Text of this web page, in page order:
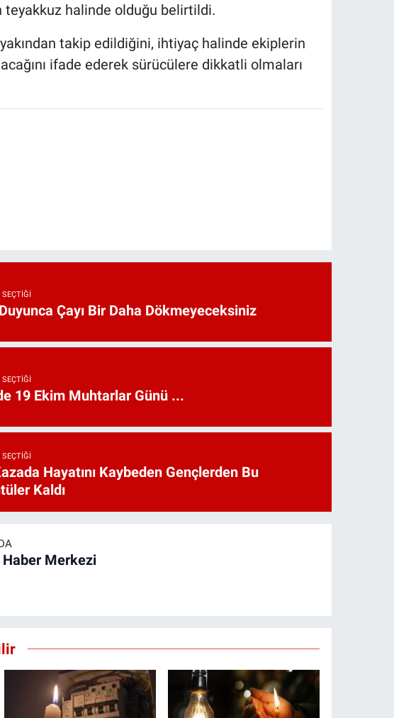
teyakkuz halinde olduğu belirtildi.
takip edildiğini, ihtiyaç halinde ekiplerin
ifade ederek sürücülere dikkatli olmaları
SEÇTIĞI
Çayı Bir Daha Dökmeyeceksiniz
SEÇTIĞI
19 Ekim Muhtarlar Günü ...
SEÇTIĞI
Hayatını Kaybeden Gençlerden Bu
Kaldı
Haber Merkezi